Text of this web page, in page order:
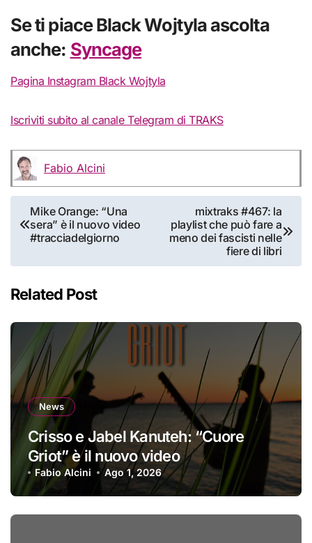
Se ti piace Black Wojtyla ascolta
anche: Syncage
Pagina Instagram Black Wojtyla
Iscriviti subito al canale Telegram di TRAKS
Fabio Alcini
Navigazione
articoli
Mike Orange: “Una
sera” è il nuovo video
#tracciadelgiorno
mixtraks #467: la
playlist che può fare a
meno dei fascisti nelle
fiere di libri
Related Post
News
Crisso e Jabel Kanuteh: “Cuore
Griot” è il nuovo video
Fabio Alcini Ago 1, 2026